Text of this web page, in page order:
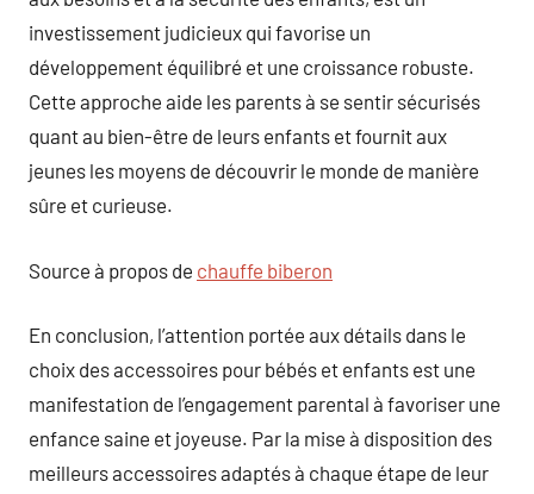
investissement judicieux qui favorise un
développement équilibré et une croissance robuste.
Cette approche aide les parents à se sentir sécurisés
quant au bien-être de leurs enfants et fournit aux
jeunes les moyens de découvrir le monde de manière
sûre et curieuse.
Source à propos de chauffe biberon
En conclusion, l’attention portée aux détails dans le
choix des accessoires pour bébés et enfants est une
manifestation de l’engagement parental à favoriser une
enfance saine et joyeuse. Par la mise à disposition des
meilleurs accessoires adaptés à chaque étape de leur